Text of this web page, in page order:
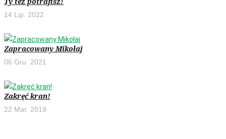
14 Lip. 2022
Zapracowany Mikołaj
06 Gru. 2021
Zakręć kran!
22 Mar. 2019